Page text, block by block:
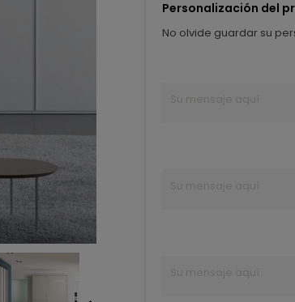
Personalización del
No olvide guardar su